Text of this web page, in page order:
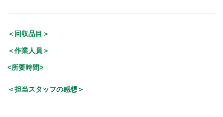
＜回収品目＞
＜作業人員＞
<所要時間>
＜担当スタッフの感想＞